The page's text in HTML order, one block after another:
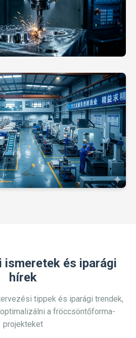
ismeretek és iparági
hírek
tippek és iparági trendek,
a fröccsöntőforma-
projekteket